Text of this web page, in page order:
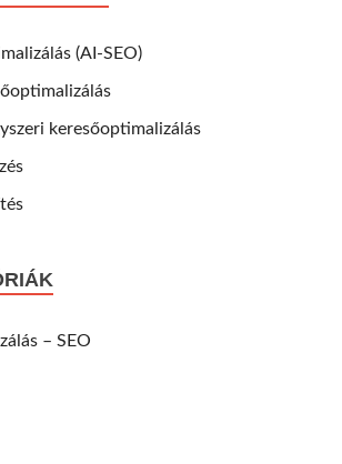
(AI-SEO)
keresőoptimalizálás
– SEO